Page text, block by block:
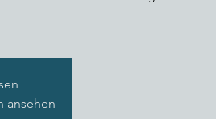
ansehen